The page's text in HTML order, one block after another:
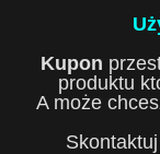
Kupon
produktu
A może